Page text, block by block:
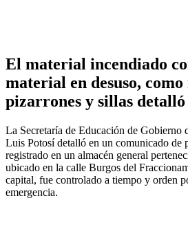
El material incendiado
material en desuso, como
pizarrones y sillas detalló
La Secretaría de Educación de Gobierno
Luis Potosí detalló en un comunicado de
registrado en un almacén general
ubicado en la calle Burgos del
capital, fue controlado a tiempo y orden
emergencia.